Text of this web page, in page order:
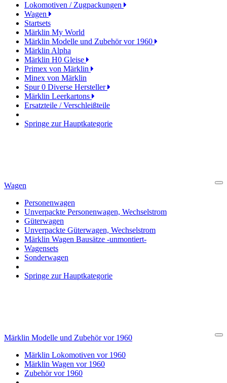
Lokomotiven / Zugpackungen
Wagen
Startsets
Märklin My World
Märklin Modelle und Zubehör vor 1960
Märklin Alpha
Märklin H0 Gleise
Primex von Märklin
Minex von Märklin
Spur 0 Diverse Hersteller
Märklin Leerkartons
Ersatzteile / Verschleißteile
Springe zur Hauptkategorie
Wagen
Personenwagen
Unverpackte Personenwagen, Wechselstrom
Güterwagen
Unverpackte Güterwagen, Wechselstrom
Märklin Wagen Bausätze -unmontiert-
Wagensets
Sonderwagen
Springe zur Hauptkategorie
Märklin Modelle und Zubehör vor 1960
Märklin Lokomotiven vor 1960
Märklin Wagen vor 1960
Zubehör vor 1960